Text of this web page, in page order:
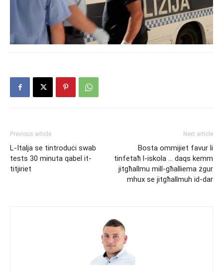
Previous article
L-Italja se tintroduċi swab
tests 30 minuta qabel it-
titjiriet
Next article
Bosta ommijiet favur li
tinfetaħ l-iskola … daqs kemm
jitgħallmu mill-għalliema żgur
mhux se jitgħallmuh id-dar